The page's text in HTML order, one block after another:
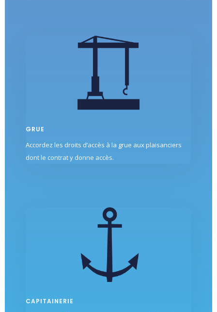
GRUE
Accordez les droits d’accès à la grue aux plaisanciers
dont le contrat y donne accès.
CAPITAINERIE